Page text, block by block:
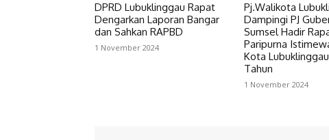
DPRD Lubuklinggau Rapat
Dengarkan Laporan Bangar
dan Sahkan RAPBD
1 November 2024
Pj.Walikota
Dampingi PJ
Sumsel Hadir
Paripurna
Kota
Tahun
1 November 2024